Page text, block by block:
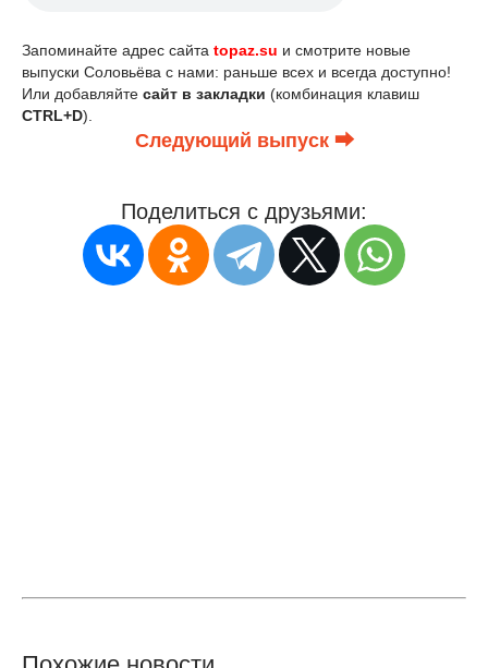
Запоминайте адрес сайта topaz.su и смотрите новые
выпуски Соловьёва с нами: раньше всех и всегда доступно!
Или добавляйте сайт в закладки (комбинация клавиш
CTRL+D).
Следующий выпуск ⮕
Поделиться с друзьями: